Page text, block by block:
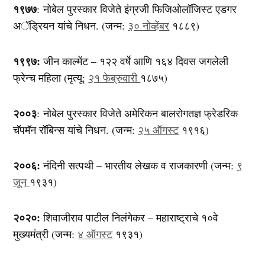
१९७७: नोबेल पुरस्कार विजेते इंग्रजी फिजिओलॉजिस्ट एडगर
अॅड्रियन यांचे निधन. (जन्म: ३० नोव्हेंबर १८८९)
१९९७: जीन काल्मेंट – १२२ वर्षे आणि १६४ दिवस जगलेली
फ्रेन्च महिला (मृत्यू: २१ फेब्रुवारी १८७५)
२००३: नोबेल पुरस्कार विजेते अमेरिकन बालरोगतज्ञ फ्रेडरिक
चॅपमॅन रॉबिन्स यांचे निधन. (जन्म: २५ ऑगस्ट१९१६)
२००६: नंदिनी सत्पथी – भारतीय लेखक व राजकारणी (जन्म: ९
जून १९३१)
२०२०: शिवाजीराव पाटील निलंगेकर – महाराष्ट्राचे १०वे
मुख्यमंत्री (जन्म: ४ ऑगस्ट१९३१)